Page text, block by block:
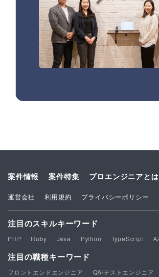
案件情報 案件特集 プロエンジニアとは
運営会社 利用規約 プライバシーポリシー
注目のスキルキーワード
PHP Ruby Java Python TypeScript
注目の職種キーワード
フロントエンドエンジニア QA/テストエンジニア